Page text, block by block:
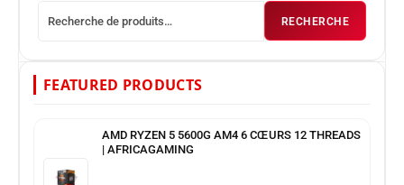
RECHERCHE
FEATURED PRODUCTS
AMD RYZEN 5 5600G AM4 6 CŒURS 12 THREADS
| AFRICAGAMING